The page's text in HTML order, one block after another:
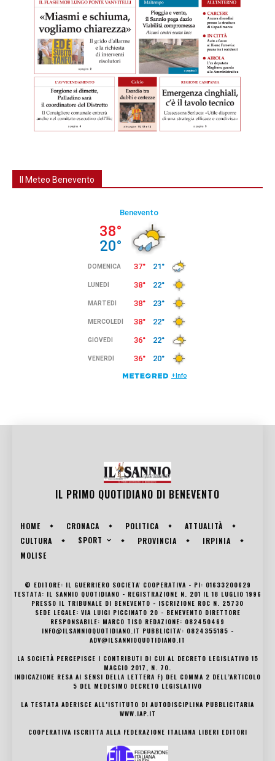
Il Meteo Benevento
IL PRIMO QUOTIDIANO DI BENEVENTO
HOME CRONACA POLITICA
ATTUALITÀ
CULTURA
SPORT PROVINCIA
IRPINIA
MOLISE
© EDITORE: IL GUERRIERO SOCIETA' COOPERATIVA - PI: 01633200629
TESTATA: IL SANNIO QUOTIDIANO - REGISTRAZIONE N. 201 IL 18 LUGLIO 1996
PRESSO IL TRIBUNALE DI BENEVENTO - ISCRIZIONE ROC N. 25730
SEDE LEGALE: VIA LUIGI PICCINATO 20 - BENEVENTO DIRETTORE
RESPONSABILE: MARCO TISO REDAZIONE: 082450469
INFO@ILSANNIOQUOTIDIANO.IT PUBBLICITA': 0824355185 -
ADV@ILSANNIOQUOTIDIANO.IT
LA SOCIETÀ PERCEPISCE I CONTRIBUTI DI CUI AL DECRETO LEGISLATIVO 15
MAGGIO 2017, N. 70.
INDICAZIONE RESA AI SENSI DELLA LETTERA F) DEL COMMA 2 DELL’ARTICOLO
5 DEL MEDESIMO DECRETO LEGISLATIVO
LA TESTATA ADERISCE ALL’ISTITUTO DI AUTODISCIPLINA PUBBLICITARIA
WWW.IAP.IT
COOPERATIVA ISCRITTA ALLA FEDERAZIONE ITALIANA LIBERI EDITORI